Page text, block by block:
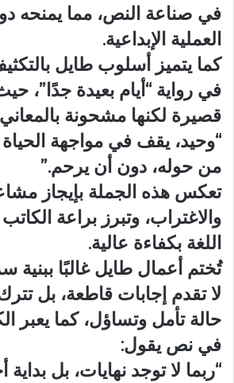
في صناعة النص، مما يمنحه
العملية الإبداعية.
كما يتميز أسلوب طايل
في رواية “أيام بعيدة جدًا”،
قصيرة لكنها مشحونة
“وحيد، يقف في مواجهة
من حوله، دون أن يرحم.”
تعكس هذه الجملة بإيجاز
والاغتراب، وتبرز براعة
اللغة بكفاءة عالية.
تُختم أعمال طايل غالبًا ببنية
لا تقدم إجابات قاطعة، بل
حالة تأمل وتساؤل، كما يعبر
في نص يقول:
“ربما لا توجد نهايات، بل